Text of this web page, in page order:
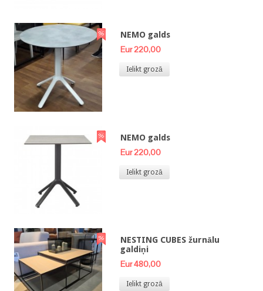
NEMO galds
Eur 220,00
Ielikt grozā
NEMO galds
Eur 220,00
Ielikt grozā
NESTING CUBES žurnālu
galdiņi
Eur 480,00
Ielikt grozā